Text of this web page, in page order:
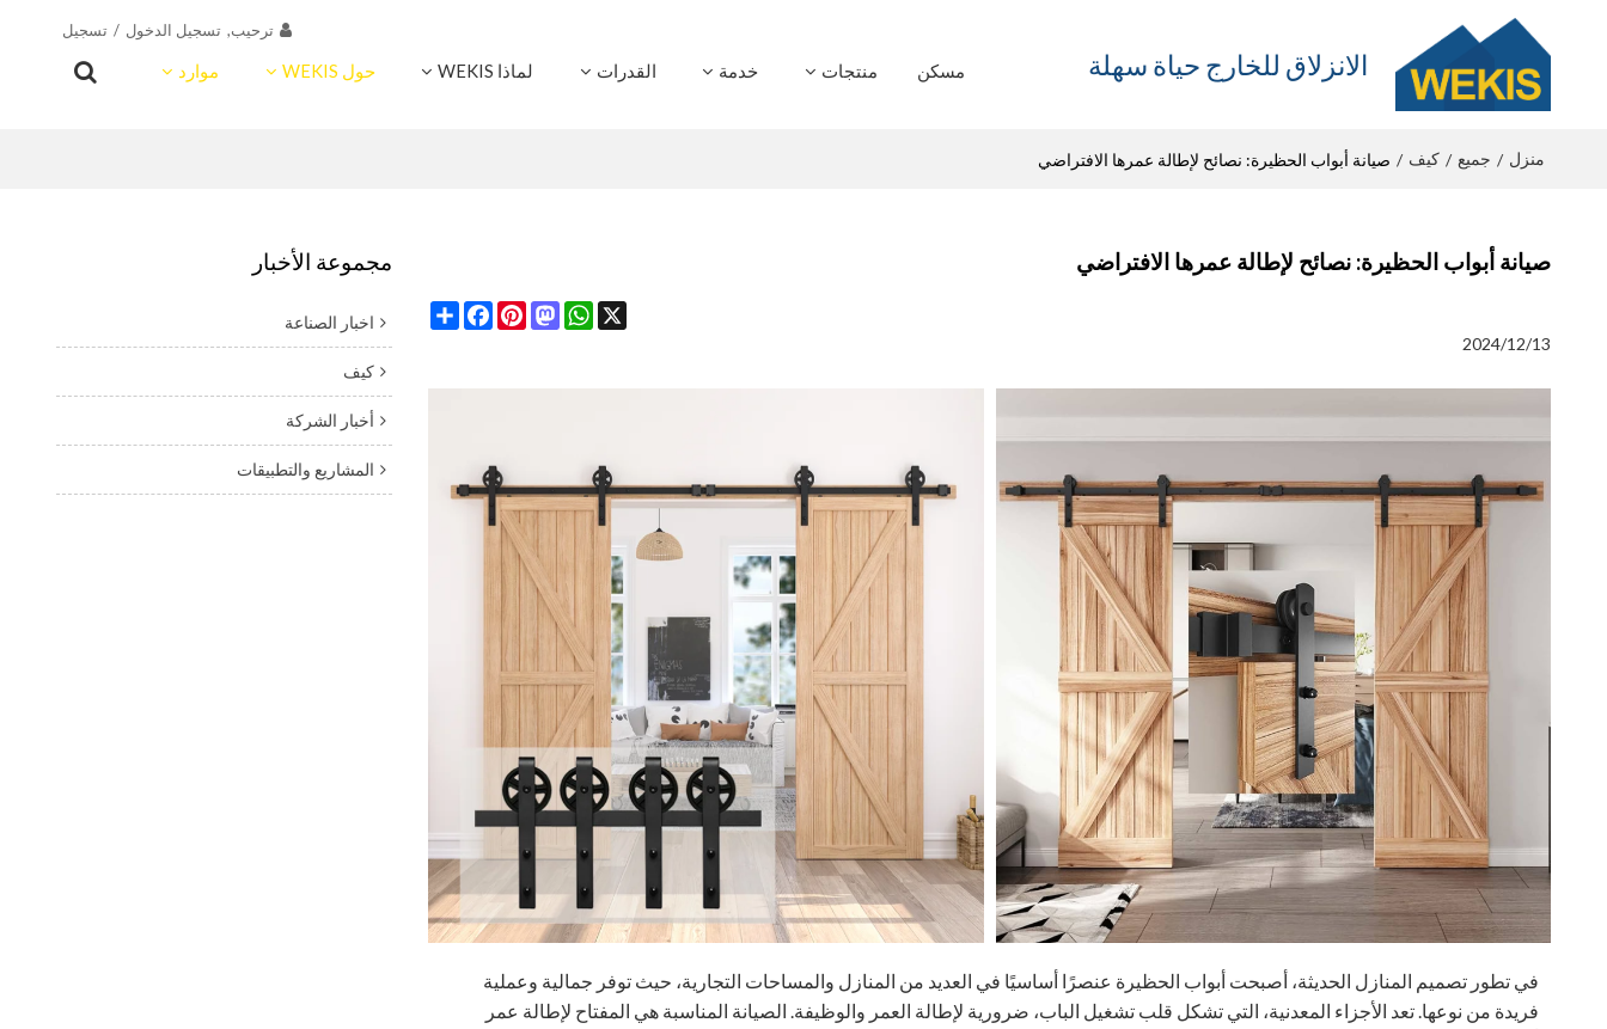
الانزلاق للخارج حياة سهلة
ترحيب, تسجيل الدخول / تسجيل
مسكن منتجات خدمة القدرات لماذا WEKIS حول WEKIS موارد
منزل / جميع / كيف / صيانة أبواب الحظيرة: نصائح لإطالة عمرها الافتراضي
مجموعة الأخبار
اخبار الصناعة
كيف
أخبار الشركة
المشاريع والتطبيقات
صيانة أبواب الحظيرة: نصائح لإطالة عمرها الافتراضي
Share
Facebook
Pinterest
Mastodon
WhatsApp
X
2024/12/13
في تطور تصميم المنازل الحديثة، أصبحت أبواب الحظيرة عنصرًا أساسيًا في العديد من المنازل والمساحات التجارية، حيث توفر جمالية وعملية
فريدة من نوعها. تعد الأجزاء المعدنية، التي تشكل قلب تشغيل الباب، ضرورية لإطالة العمر والوظيفة. الصيانة المناسبة هي المفتاح لإطالة عمر